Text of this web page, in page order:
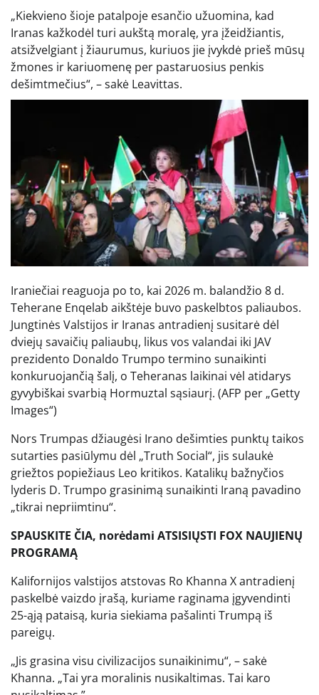
„Kiekvieno šioje patalpoje esančio užuomina, kad
Iranas kažkodėl turi aukštą moralę, yra įžeidžiantis,
atsižvelgiant į žiaurumus, kuriuos jie įvykdė prieš mūsų
žmones ir kariuomenę per pastaruosius penkis
dešimtmečius“, – sakė Leavittas.
Iraniečiai reaguoja po to, kai 2026 m. balandžio 8 d.
Teherane Enqelab aikštėje buvo paskelbtos paliaubos.
Jungtinės Valstijos ir Iranas antradienį susitarė dėl
dviejų savaičių paliaubų, likus vos valandai iki JAV
prezidento Donaldo Trumpo termino sunaikinti
konkuruojančią šalį, o Teheranas laikinai vėl atidarys
gyvybiškai svarbią Hormuztal sąsiaurį. (AFP per „Getty
Images“)
Nors Trumpas džiaugėsi Irano dešimties punktų taikos
sutarties pasiūlymu dėl „Truth Social“, jis sulaukė
griežtos popiežiaus Leo kritikos. Katalikų bažnyčios
lyderis D. Trumpo grasinimą sunaikinti Iraną pavadino
„tikrai nepriimtinu“.
SPAUSKITE ČIA, norėdami ATSISIŲSTI FOX NAUJIENŲ
PROGRAMĄ
Kalifornijos valstijos atstovas Ro Khanna X antradienį
paskelbė vaizdo įrašą, kuriame raginama įgyvendinti
25-ąją pataisą, kuria siekiama pašalinti Trumpą iš
pareigų.
„Jis grasina visu civilizacijos sunaikinimu“, – sakė
Khanna. „Tai yra moralinis nusikaltimas. Tai karo